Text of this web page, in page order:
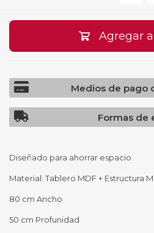
Agregar
Medios de pago
Formas de
Diseñado para ahorrar espacio
Material: Tablero MDF + Estructura
80 cm Ancho
50 cm Profunidad